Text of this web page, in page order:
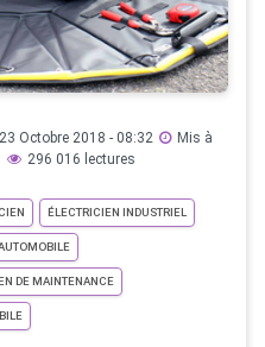
Octobre 2018 - 08:32
Mis à
296 016 lectures
ÉLECTRICIEN INDUSTRIEL
DE MAINTENANCE